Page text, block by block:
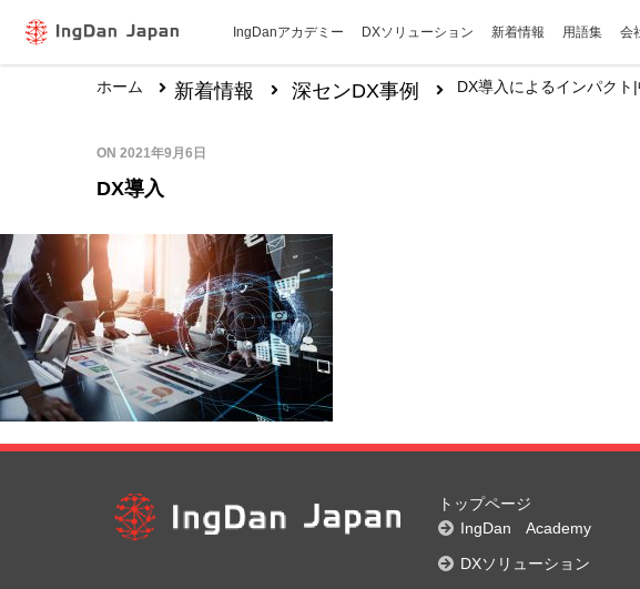
IngDanアカデミー DXソリューション 新着情報 用語集 会
ホーム 新着情報 深センDX事例 DX導入によるインパク
ON 2021年9月6日
DX導入
トップページ
IngDan Academy
DXソリューション